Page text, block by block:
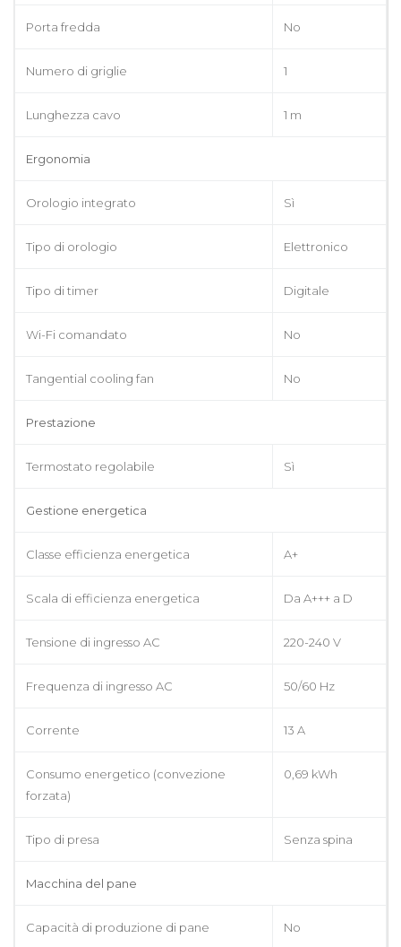
Porta fredda No
Numero di griglie 1
Lunghezza cavo 1 m
Ergonomia
Orologio integrato Sì
Tipo di orologio Elettronico
Tipo di timer Digitale
Wi-Fi comandato No
Tangential cooling fan No
Prestazione
Termostato regolabile Sì
Gestione energetica
Classe efficienza energetica A+
Scala di efficienza energetica Da A+++ a D
Tensione di ingresso AC 220-240 V
Frequenza di ingresso AC 50/60 Hz
Corrente 13 A
Consumo energetico (convezione
forzata)
0,69 kWh
Tipo di presa Senza spina
Macchina del pane
Capacità di produzione di pane No